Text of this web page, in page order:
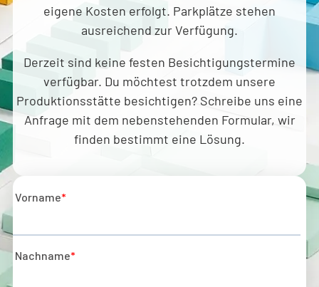
eigene Kosten erfolgt. Parkplätze stehen
ausreichend zur Verfügung.
Derzeit sind keine festen Besichtigungstermine
verfügbar. Du möchtest trotzdem unsere
Produktionsstätte besichtigen? Schreibe uns eine
Anfrage mit dem nebenstehenden Formular, wir
finden bestimmt eine Lösung.